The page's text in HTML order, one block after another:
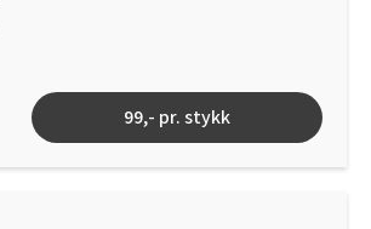
99,- pr. stykk